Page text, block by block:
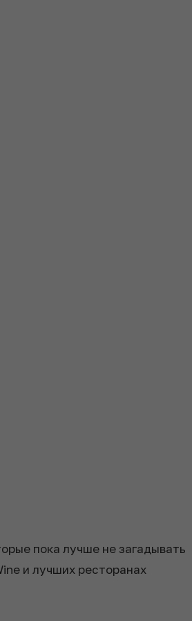
пока лучше не загадывать
и лучших ресторанах